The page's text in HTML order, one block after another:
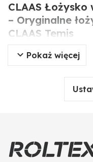
CLAAS Łożysko
– Oryginalne
CLAAS Temis
Oryginalne łożysko
precyzyjnie
ciągnikach serii
przenoszenie
skrzyni biegów.
Pokaż więcej